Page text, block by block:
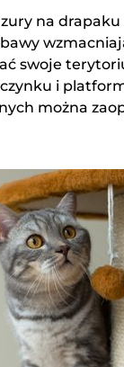
na drapaku
swoje
i
można